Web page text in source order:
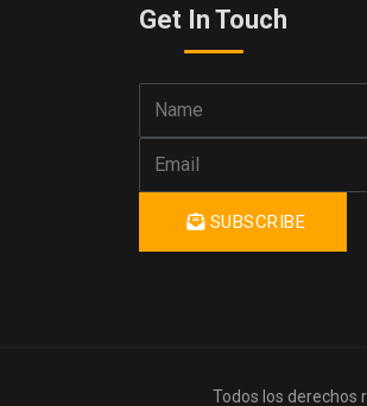
Get In Touch
SUBSCRIBE
Todos los derechos